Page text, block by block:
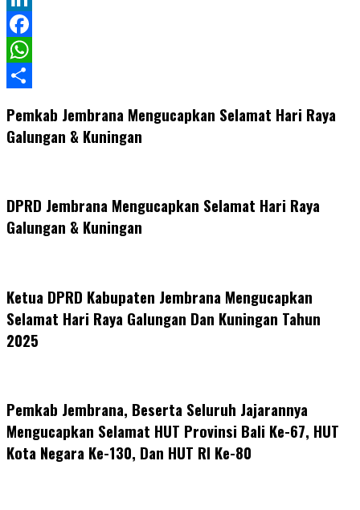
LinkedIn
Facebook
WhatsApp
Pemkab Jembrana Mengucapkan Selamat Hari Raya
Galungan & Kuningan
DPRD Jembrana Mengucapkan Selamat Hari Raya
Galungan & Kuningan
Ketua DPRD Kabupaten Jembrana Mengucapkan
Selamat Hari Raya Galungan Dan Kuningan Tahun
2025
Pemkab Jembrana, Beserta Seluruh Jajarannya
Mengucapkan Selamat HUT Provinsi Bali Ke-67, HUT
Kota Negara Ke-130, Dan HUT RI Ke-80